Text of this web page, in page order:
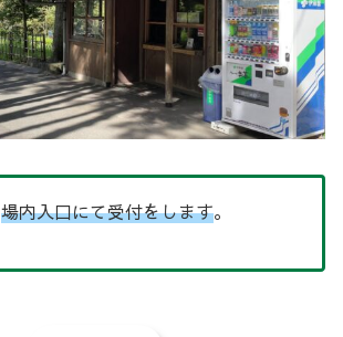
場内入口にて受付をします。